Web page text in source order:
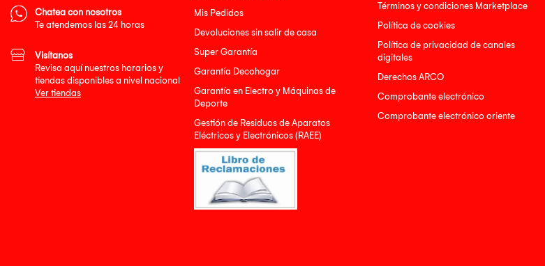
Mis Pedidos
Devoluciones sin salir de casa
Super Garantía
Garantía Decohogar
Garantía en Electro y Máquinas de
Deporte
Gestión de Residuos de Aparatos
Eléctricos y Electrónicos (RAEE)
Términos y condiciones Marketplace
Política de cookies
Política de privacidad de canales
digitales
Derechos ARCO
Comprobante electrónico
Comprobante electrónico oriente
Chatea con nosotros
Te atendemos las 24 horas
Visítanos
Revisa aquí nuestros horarios y
tiendas disponibles a nivel nacional
Ver tiendas